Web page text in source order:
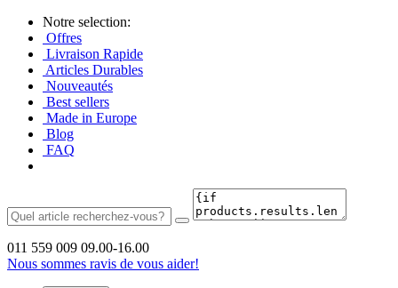
Notre selection:
Offres
Livraison Rapide
Articles Durables
Nouveautés
Best sellers
Made in Europe
Blog
FAQ
011 559 009 09.00-16.00
Nous sommes ravis de vous aider!